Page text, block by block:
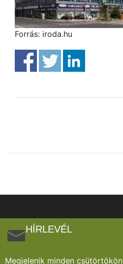
Forrás: iroda.hu
HÍRLEVÉL
Megjelenik minden csütörtökön